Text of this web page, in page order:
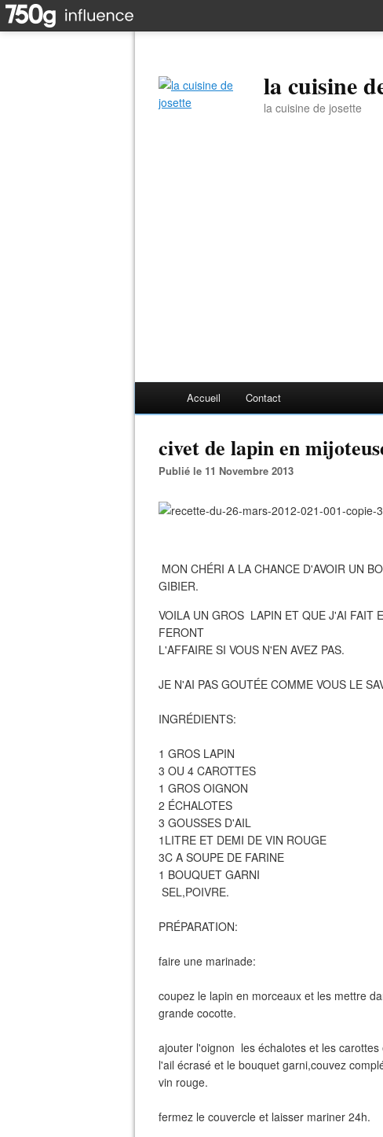
la cuisine
la cuisine de josette
Accueil Contact
civet de lapin en
Publié le 11 Novembre 2013
MON CHÉRI A LA CHANCE D'AVOIR UN
GIBIER.
VOILA UN GROS LAPIN ET QUE J'AI FAIT
FERONT
L'AFFAIRE SI VOUS N'EN AVEZ PAS.
JE N'AI PAS GOUTÉE COMME VOUS LE
INGRÉDIENTS:
1 GROS LAPIN
3 OU 4 CAROTTES
1 GROS OIGNON
2 ÉCHALOTES
3 GOUSSES D'AIL
1LITRE ET DEMI DE VIN ROUGE
3C A SOUPE DE FARINE
1 BOUQUET GARNI
SEL,POIVRE.
PRÉPARATION:
faire une marinade:
coupez le lapin en morceaux et les mettre
grande cocotte.
ajouter l'oignon les échalotes et les carottes
l'ail écrasé et le bouquet garni,couvez
vin rouge.
fermez le couvercle et laisser mariner 24h.